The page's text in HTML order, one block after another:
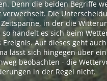
Denn die beiden Begriffe
Die
in der die
handelt es sich beim
Auf dieses geht
lässt sich hingegen über
beobachten - die
in der Regel nicht.